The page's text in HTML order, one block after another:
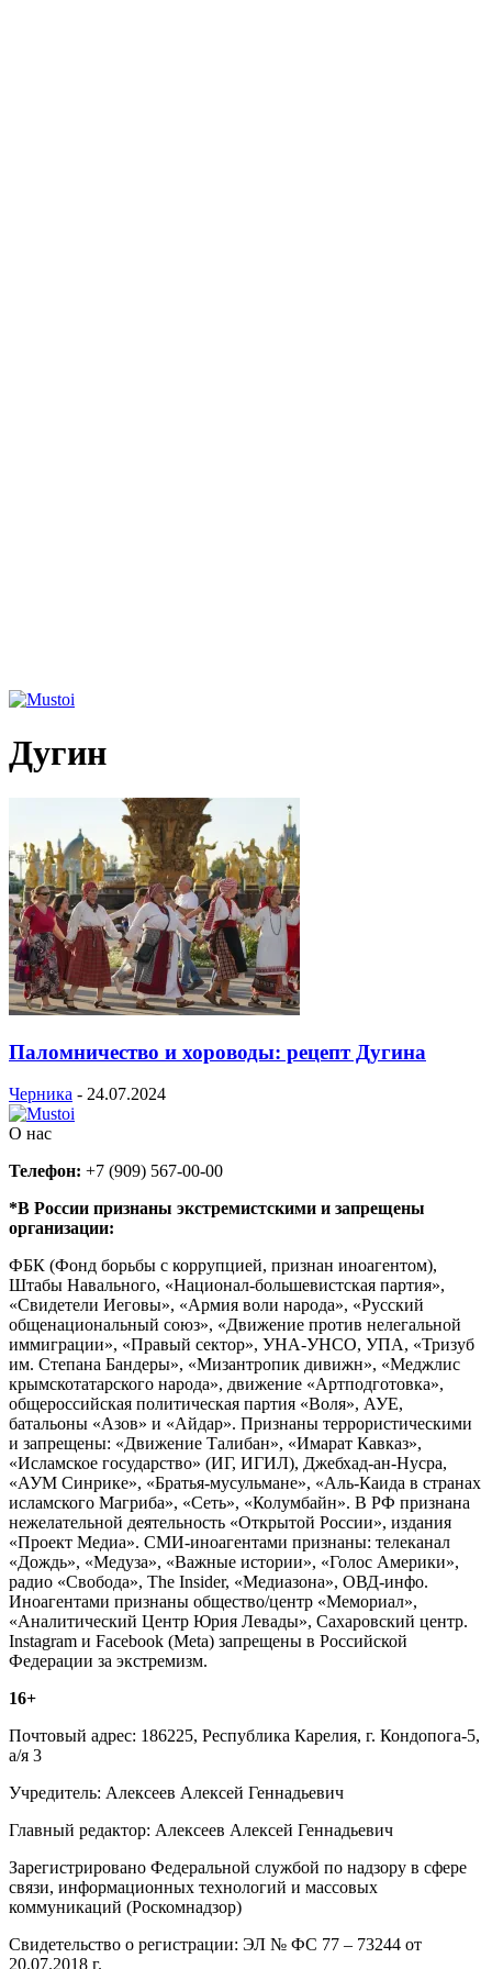
Дугин
Паломничество и хороводы: рецепт Дугина
Черника - 24.07.2024
О нас
Телефон: +7 (909) 567-00-00
*В России признаны экстремистскими и запрещены
организации:
ФБК (Фонд борьбы с коррупцией, признан иноагентом),
Штабы Навального, «Национал-большевистская партия»,
«Свидетели Иеговы», «Армия воли народа», «Русский
общенациональный союз», «Движение против нелегальной
иммиграции», «Правый сектор», УНА-УНСО, УПА, «Тризуб
им. Степана Бандеры», «Мизантропик дивижн», «Меджлис
крымскотатарского народа», движение «Артподготовка»,
общероссийская политическая партия «Воля», АУЕ,
батальоны «Азов» и «Айдар». Признаны террористическими
и запрещены: «Движение Талибан», «Имарат Кавказ»,
«Исламское государство» (ИГ, ИГИЛ), Джебхад-ан-Нусра,
«АУМ Синрике», «Братья-мусульмане», «Аль-Каида в странах
исламского Магриба», «Сеть», «Колумбайн». В РФ признана
нежелательной деятельность «Открытой России», издания
«Проект Медиа». СМИ-иноагентами признаны: телеканал
«Дождь», «Медуза», «Важные истории», «Голос Америки»,
радио «Свобода», The Insider, «Медиазона», ОВД-инфо.
Иноагентами признаны общество/центр «Мемориал»,
«Аналитический Центр Юрия Левады», Сахаровский центр.
Instagram и Facebook (Metа) запрещены в Российской
Федерации за экстремизм.
16+
Почтовый адрес: 186225, Республика Карелия, г. Кондопога-5,
а/я 3
Учредитель: Алексеев Алексей Геннадьевич
Главный редактор: Алексеев Алексей Геннадьевич
Зарегистрировано Федеральной службой по надзору в сфере
связи, информационных технологий и массовых
коммуникаций (Роскомнадзор)
Свидетельство о регистрации: ЭЛ № ФС 77 – 73244 от
20.07.2018 г.